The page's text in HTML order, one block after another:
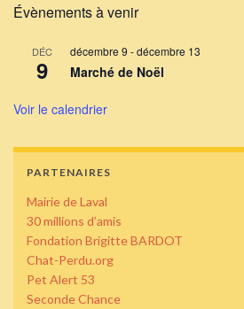
Évènements à venir
DÉC
9
décembre 9 -décembre 13
Marché de Noël
Voir le calendrier
PARTENAIRES
Mairie de Laval
30 millions d’amis
Fondation Brigitte BARDOT
Chat-Perdu.org
Pet Alert 53
Seconde Chance